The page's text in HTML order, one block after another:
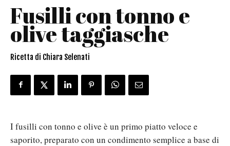
Fusilli con tonno e
olive taggiasche
Ricetta di Chiara Selenati
I fusilli con tonno e olive è un primo piatto veloce e
saporito, preparato con un condimento semplice a base di